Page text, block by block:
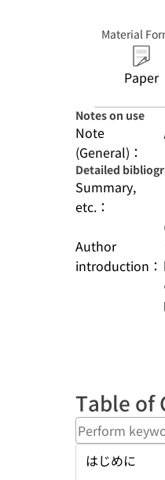
Material
Paper
Notes on use
Note
(General)：
Detailed
Summary,
etc.：
Author
introduction：
Table of
はじめに